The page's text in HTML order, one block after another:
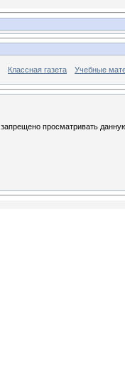
Классная газета Учебные
просматривать